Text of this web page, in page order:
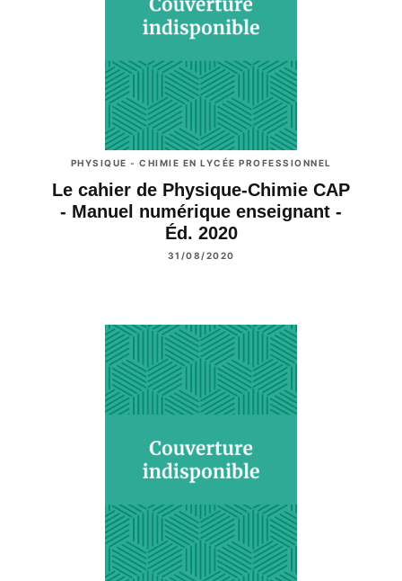
PHYSIQUE - CHIMIE EN LYCÉE PROFESSIONNEL
Le cahier de Physique-Chimie CAP
- Manuel numérique enseignant -
Éd. 2020
31/08/2020